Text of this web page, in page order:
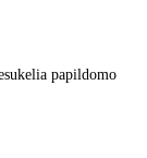
papildomo